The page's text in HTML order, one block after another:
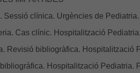
Sessió clínica. Urgències de
Cas clínic. Hospitalització
Revisió bibliogràfica. Hospitalització
Hospitalització Pediatria.